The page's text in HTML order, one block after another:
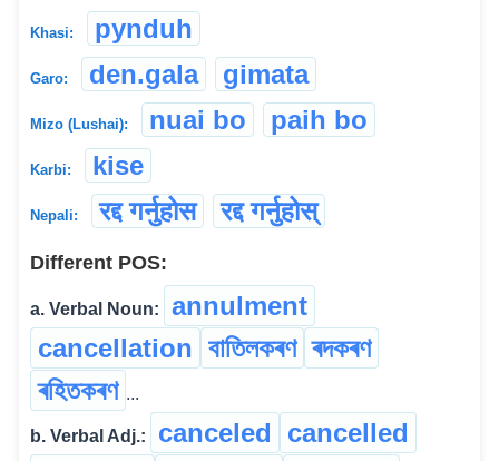
Khasi: pynduh
Garo: den.gala gimata
Mizo (Lushai): nuai bo paih bo
Karbi: kise
Nepali: रद्द गर्नुहोस रद्द गर्नुहोस्
Different POS:
a. Verbal Noun:
annulment
cancellation বাতিলকৰণ ৰদকৰণ
ৰহিতকৰণ ...
b. Verbal Adj.: canceled
cancelled